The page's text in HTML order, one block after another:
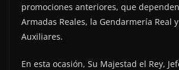
promociones anteriores, que
Armadas Reales, la Gendarmería Real
Auxiliares.
En esta ocasión, Su Majestad el Rey,